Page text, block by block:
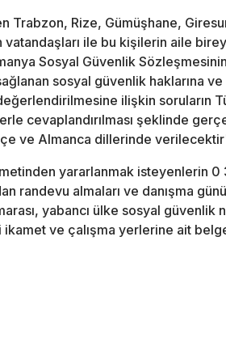
Trabzon, Rize, Gümüşhane,
ile bu kişilerin aile
Sosyal Güvenlik
sosyal güvenlik haklarına
ilişkin soruların
cevaplandırılması şeklinde
ve Almanca dillerinde
yararlanmak isteyenlerin
randevu almaları ve danışma
yabancı ülke sosyal güvenlik
ve çalışma yerlerine ait